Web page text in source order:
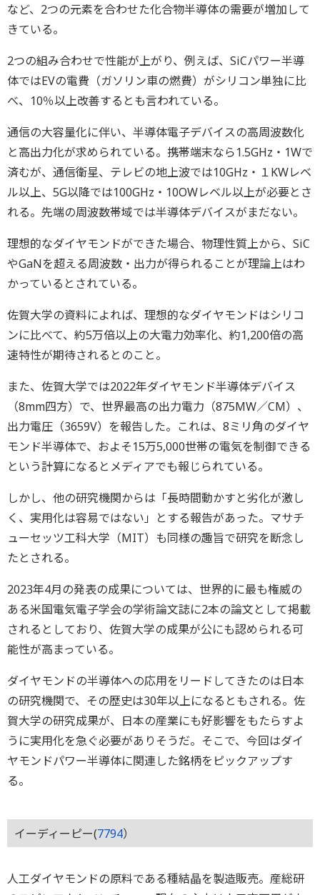
など、2つの元素を合わせた化合物半導体の需要が増加して
きている。
2つの組み合わせで性能が上がり、例えば、SiCパワー半導
体ではEVの電費（ガソリン車の燃費）がシリコン単独に比
べ、10％以上改善するとも言われている。
通信の大容量化に伴い、半導体電子デバイスの高周波数化
と高出力化が求められている。携帯端末なら1.5GHz・1Wで
済むが、通信衛星、テレビの地上波では10GHz・１KWレベ
ル以上、5G以降では100GHz・10OWレベル以上が必要とさ
れる。先端の周波数帯域では半導体デバイスがまだない。
理想的なダイヤモンドができた場合、物理性質上から、SiC
やGaNを超える周波数・出力が得られることが理論上はわ
かっているとされている。
佐賀大学の資料によれば、理想的なダイヤモンドはシリコ
ンに比べて、約5万倍以上の大電力効率化、約1,200倍の高
速特性が期待されるとのこと。
また、佐賀大学では2022年ダイヤモンド半導体デバイス
（8mm四方）で、世界最高の出力電力（875MW／CM）、
出力電圧（3659V）を報告した。これは、8ミリ角のダイヤ
モンド半導体で、およそ15万5,000世帯の電気を制御できる
という計算になるとメディアでも報じられている。
しかし、他の研究機関からは「長時間動かすと劣化が激し
く、実用化は容易ではない」とする報告があった。マサチ
ューセッツ工科大学（MIT）も同様の趣旨で研究を断念し
たとされる。
2023年4月の発表の成果については、世界的に最も権威の
ある米国電気電子学会の学術論文誌に2本の論文として掲載
されるとしており、佐賀大学の成果が公にも認められる可
能性が高まっている。
ダイヤモンドの半導体への応用をリードしてきたのは日本
の研究機関で、その歴史は30年以上になるともされる。佐
賀大学の研究成果が、日本の産業にも好影響をもたらすよ
うに実用化を急ぐ必要がありそうだ。そこで、今回はダイ
ヤモンドパワー半導体に関連した銘柄をピックアップす
る。
イーディーピー(7794）
人工ダイヤモンドの原料である種結晶を製造販売。産総研